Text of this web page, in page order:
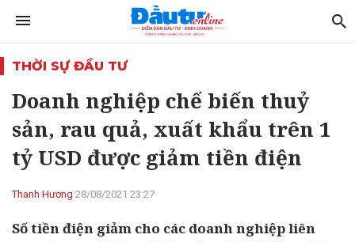
THỜI SỰ ĐẦU TƯ
Doanh nghiệp chế biến thuỷ
sản, rau quả, xuất khẩu trên 1
tỷ USD được giảm tiền điện
Thanh Hương 28/08/2021 23:27
Số tiền điện giảm cho các doanh nghiệp liên